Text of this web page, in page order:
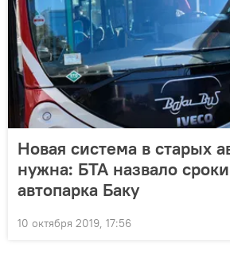
Новая система в старых
нужна: БТА назвало
автопарка Баку
10 октября 2019, 17:56